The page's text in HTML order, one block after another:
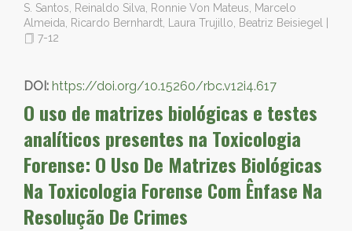
S. Santos, Reinaldo Silva, Ronnie Von Mateus, Marcelo
Almeida, Ricardo Bernhardt, Laura Trujillo, Beatriz Beisiegel
7-12
DOI: https://doi.org/10.15260/rbc.v12i4.617
O uso de matrizes biológicas e testes
analíticos presentes na Toxicologia
Forense: O Uso De Matrizes Biológicas
Na Toxicologia Forense Com Ênfase Na
Resolução De Crimes